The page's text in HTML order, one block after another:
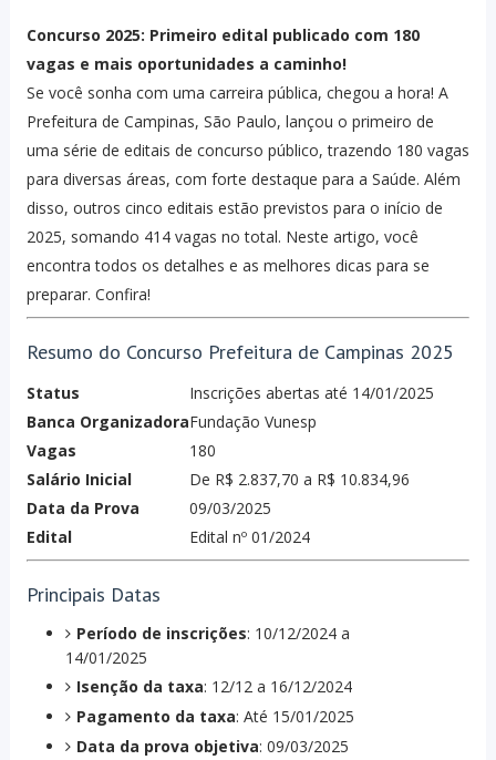
Concurso 2025: Primeiro edital publicado com 180
vagas e mais oportunidades a caminho!
Se você sonha com uma carreira pública, chegou a hora! A
Prefeitura de Campinas, São Paulo, lançou o primeiro de
uma série de editais de concurso público, trazendo 180 vagas
para diversas áreas, com forte destaque para a Saúde. Além
disso, outros cinco editais estão previstos para o início de
2025, somando 414 vagas no total. Neste artigo, você
encontra todos os detalhes e as melhores dicas para se
preparar. Confira!
Resumo do Concurso Prefeitura de Campinas 2025
Status
Inscrições abertas até 14/01/2025
Banca OrganizadoraFundação Vunesp
Vagas
180
Salário Inicial
De R$ 2.837,70 a R$ 10.834,96
Data da Prova
09/03/2025
Edital
Edital nº 01/2024
Principais Datas
Período de inscrições: 10/12/2024 a
14/01/2025
Isenção da taxa: 12/12 a 16/12/2024
Pagamento da taxa: Até 15/01/2025
Data da prova objetiva: 09/03/2025